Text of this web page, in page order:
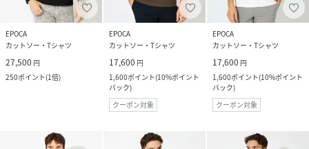
EPOCA
カットソー・Tシャツ
27,500 円
250ポイント(1倍)
EPOCA
カットソー・Tシャツ
17,600 円
1,600ポイント(10%ポイント
バック)
クーポン対象
EPOCA
カットソー・Tシャツ
17,600 円
1,600ポイント(10%ポイント
バック)
クーポン対象